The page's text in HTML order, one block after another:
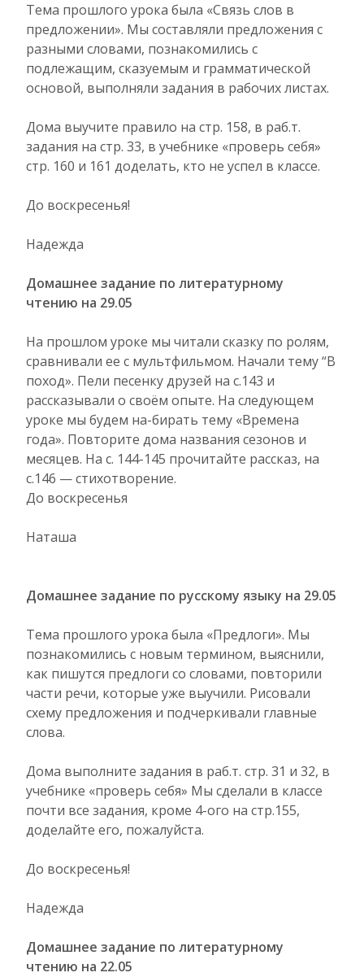
Тема прошлого урока была «Связь слов в
предложении». Мы составляли предложения с
разными словами, познакомились с
подлежащим, сказуемым и грамматической
основой, выполняли задания в рабочих листах.
Дома выучите правило на стр. 158, в раб.т.
задания на стр. 33, в учебнике «проверь себя»
стр. 160 и 161 доделать, кто не успел в классе.
До воскресенья!
Надежда
Домашнее задание по литературному
чтению на 29.05
На прошлом уроке мы читали сказку по ролям,
сравнивали ее с мультфильмом. Начали тему “В
поход». Пели песенку друзей на с.143 и
рассказывали о своём опыте. На следующем
уроке мы будем на-бирать тему «Времена
года». Повторите дома названия сезонов и
месяцев. На с. 144-145 прочитайте рассказ, на
с.146 — стихотворение.
До воскресенья
Наташа
Домашнее задание по русскому языку на 29.05
Тема прошлого урока была «Предлоги». Мы
познакомились с новым термином, выяснили,
как пишутся предлоги со словами, повторили
части речи, которые уже выучили. Рисовали
схему предложения и подчеркивали главные
слова.
Дома выполните задания в раб.т. стр. 31 и 32, в
учебнике «проверь себя» Мы сделали в классе
почти все задания, кроме 4-ого на стр.155,
доделайте его, пожалуйста.
До воскресенья!
Надежда
Домашнее задание по литературному
чтению на 22.05